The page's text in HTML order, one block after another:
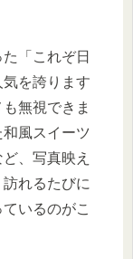
「これぞ日
を誇ります
無視できま
風スイーツ
、写真映え
れるたびに
いるのがこ